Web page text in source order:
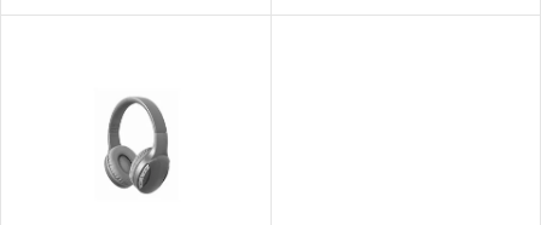
vylepšeným designem s lepší